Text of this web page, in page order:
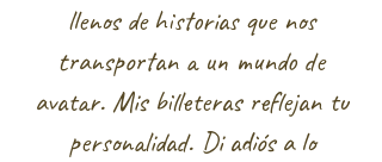
llenos de historias que nos
transportan a un mundo de
avatar. Mis billeteras reflejan tu
personalidad. Di adiós a lo